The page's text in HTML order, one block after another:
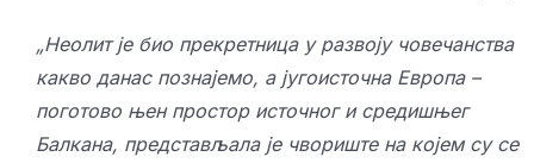
„Неолит је био прекретница у развоју човечанства
какво данас познајемо, а југоисточна Европа –
поготово њен простор источног и средишњег
Балкана, представљала је чвориште на којем су се